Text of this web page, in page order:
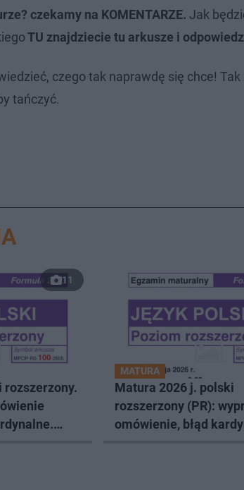
czekamy na KOMENTARZE. Jak
TU znajdziecie tu arkusze i
czego tak naprawdę się chce! Tak
tańczyć.
11
rozszerzony.
MATURA
Matura 2026 j. polski
rozszerzony (PR):
omówienie, błąd